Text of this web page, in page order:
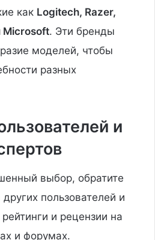
как Logitech, Razer,
Microsoft. Эти бренды
моделей, чтобы
разных
и
выбор, обратите
пользователей и
и рецензии на
и форумах.